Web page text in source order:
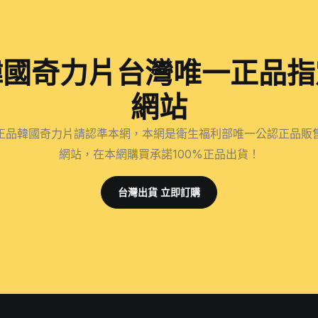
奇力片台灣唯一正品
網站
品韓國奇力片請認準本網，本網是衛生福利部唯一公認正品販
網站，在本網購買承諾100%正品出貨！
台灣出貨 立即訂購